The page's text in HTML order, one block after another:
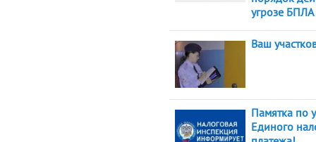
угрозе БПЛА
Ваш
Памятка по
Единого